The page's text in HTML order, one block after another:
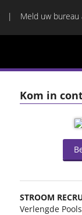
Meld uw bureau
Kom in
STROOM
Verlengde